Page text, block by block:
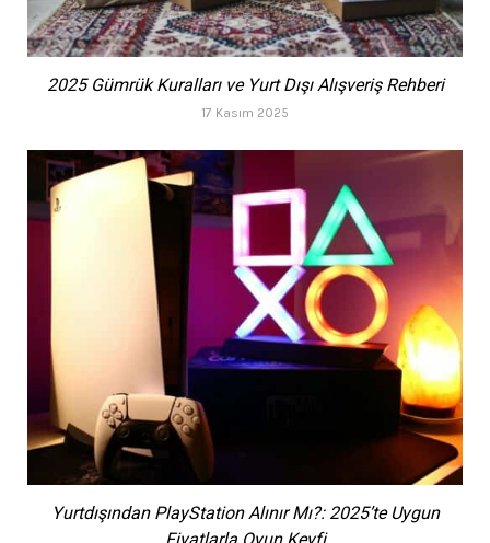
2025 Gümrük Kuralları ve Yurt Dışı Alışveriş Rehberi
17 Kasım 2025
Yurtdışından PlayStation Alınır Mı?: 2025’te Uygun